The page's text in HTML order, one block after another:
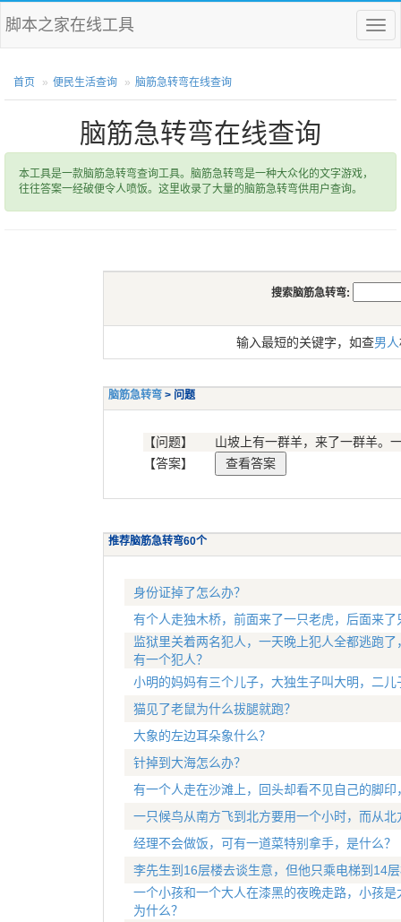
菜
单
脚本之家在线工具
首页 便民生活查询 脑筋急转弯在线查询
脑筋急转弯在线查询
本工具是一款脑筋急转弯查询工具。脑筋急转弯是一种大众化的文字游戏，
往往答案一经破便令人喷饭。这里收录了大量的脑筋急转弯供用户查询。
搜索脑筋急转弯:
输入最短的关键字，如查男人
脑筋急转弯 > 问题
【问题】
山坡上有一群羊，来了一群羊。
【答案】
推荐脑筋急转弯60个
身份证掉了怎么办？
有个人走独木桥，前面来了一只老虎，后面来
监狱里关着两名犯人，一天晚上犯人全都逃跑
有一个犯人？
小明的妈妈有三个儿子，大独生子叫大明，二
猫见了老鼠为什么拔腿就跑？
大象的左边耳朵象什么？
针掉到大海怎么办？
有一个人走在沙滩上，回头却看不见自己的脚印
一只候鸟从南方飞到北方要用一个小时，而从
经理不会做饭，可有一道菜特别拿手，是什么？
李先生到16层楼去谈生意，但他只乘电梯到14
一个小孩和一个大人在漆黑的夜晚走路，小孩
为什么？